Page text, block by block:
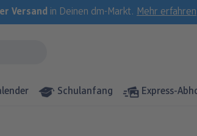
Versand in Deinen dm-Markt. Mehr erfahren
Schulanfang Express-